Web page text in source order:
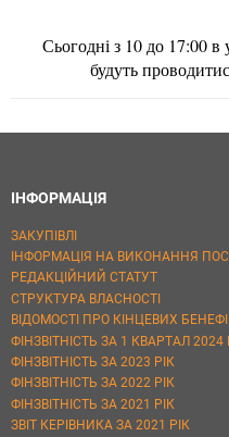
Сьогодні з 10 до 17:00
будуть
ІНФОРМАЦІЯ
ЗАКУПІВЛІ
ІНФОРМАЦІЯ НА ВИКОНАННЯ
РЕДАКЦІЙНИЙ СТАТУТ
СТРУКТУРА ВЛАСНОСТІ
ВІДОМОСТІ ПРО КІНЦЕВИХ
ФІНЗВІТНІСТЬ ЗА 1 КВАРТАЛ 2024
ФІНЗВІТНІСТЬ ЗА 2023 РІК
ФІНЗВІТНІСТЬ ЗА 2022 РІК
ФІНЗВІТНІСТЬ ЗА 2021 РІК
ЗВІТ КЕРІВНИКА ЗА 2021 РІК